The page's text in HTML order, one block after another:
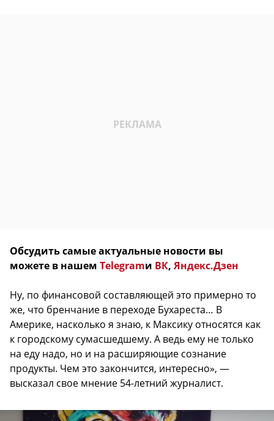
Обсудить самые актуальные новости вы
можете в нашем Telegramи ВК, Яндекс.Дзен
Ну, по финансовой составляющей это примерно то
же, что бренчание в переходе Бухареста… В
Америке, насколько я знаю, к Максику относятся как
к городскому сумасшедшему. А ведь ему не только
на еду надо, но и на расширяющие сознание
продукты. Чем это закончится, интересно», —
высказал свое мнение 54-летний журналист.